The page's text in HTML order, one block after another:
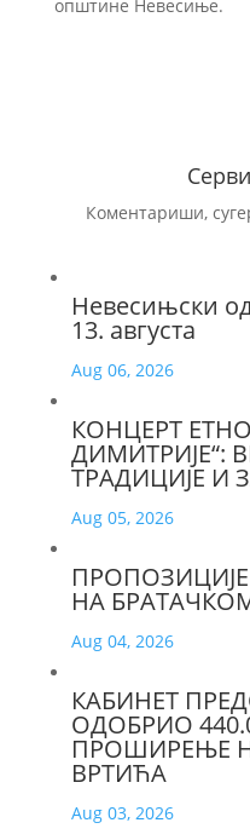
општине Невесиње.
Коментариши,
Невесињски
13. августа
Aug 06, 2026
КОНЦЕРТ
ДИМИТРИЈЕ“:
ТРАДИЦИЈЕ И
Aug 05, 2026
НА
Aug 04, 2026
КАБИНЕТ
ОДОБРИО
ПРОШИРЕЊЕ
ВРТИЋА
Aug 03, 2026